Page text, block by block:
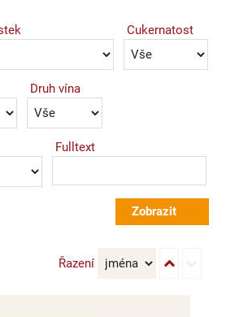
Cukernatost
Druh vína
Fulltext
Řazení